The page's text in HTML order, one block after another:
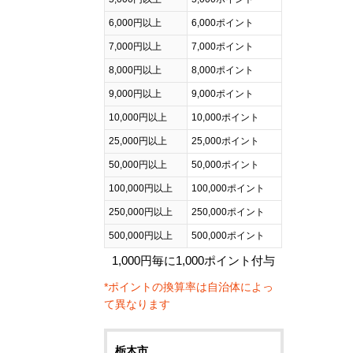
6,000円以上 6,000ポイント
7,000円以上 7,000ポイント
8,000円以上 8,000ポイント
9,000円以上 9,000ポイント
10,000円以上 10,000ポイント
25,000円以上 25,000ポイント
50,000円以上 50,000ポイント
100,000円以上 100,000ポイント
250,000円以上 250,000ポイント
500,000円以上 500,000ポイント
1,000円毎に1,000ポイント付与
*ポイントの換算率は自治体によっ
て異なります